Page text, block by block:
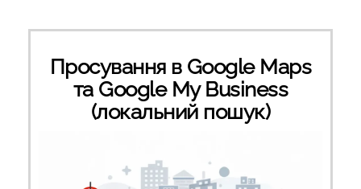
Просування в Google Maps
та Google My Business
(локальний пошук)